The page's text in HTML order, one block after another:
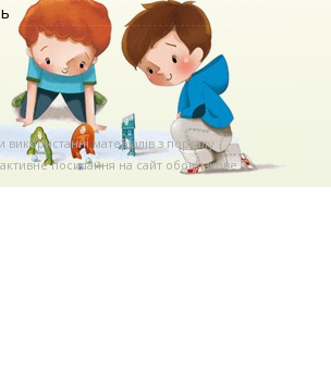
використаннi матерiалiв з порталу
посилання на сайт обов'язкове. .